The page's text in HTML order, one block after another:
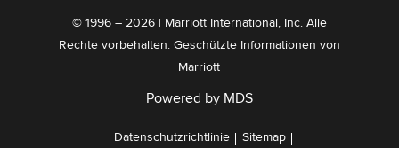
© 1996 – 2026 | Marriott International, Inc. Alle
Rechte vorbehalten. Geschützte Informationen von
Marriott
Powered by MDS
Datenschutzrichtlinie Sitemap